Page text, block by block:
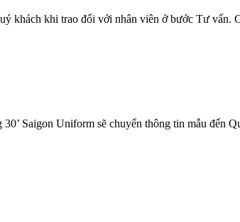
khách khi trao đổi với nhân viên ở bước Tư vấn.
Saigon Uniform sẽ chuyển thông tin mẫu đến